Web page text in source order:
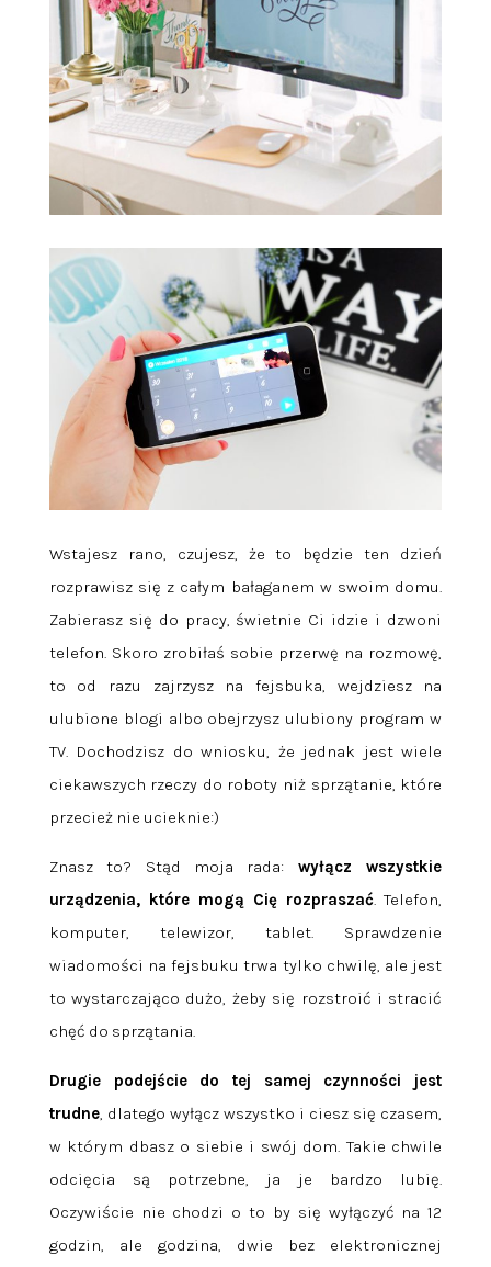
Wstajesz rano, czujesz, że to będzie ten dzień
rozprawisz się z całym bałaganem w swoim domu.
Zabierasz się do pracy, świetnie Ci idzie i dzwoni
telefon. Skoro zrobiłaś sobie przerwę na rozmowę,
to od razu zajrzysz na fejsbuka, wejdziesz na
ulubione blogi albo obejrzysz ulubiony program w
TV. Dochodzisz do wniosku, że jednak jest wiele
ciekawszych rzeczy do roboty niż sprzątanie, które
przecież nie ucieknie:)
Znasz to? Stąd moja rada: wyłącz wszystkie
urządzenia, które mogą Cię rozpraszać. Telefon,
komputer, telewizor, tablet. Sprawdzenie
wiadomości na fejsbuku trwa tylko chwilę, ale jest
to wystarczająco dużo, żeby się rozstroić i stracić
chęć do sprzątania.
Drugie podejście do tej samej czynności jest
trudne, dlatego wyłącz wszystko i ciesz się czasem,
w którym dbasz o siebie i swój dom. Takie chwile
odcięcia są potrzebne, ja je bardzo lubię.
Oczywiście nie chodzi o to by się wyłączyć na 12
godzin, ale godzina, dwie bez elektronicznej